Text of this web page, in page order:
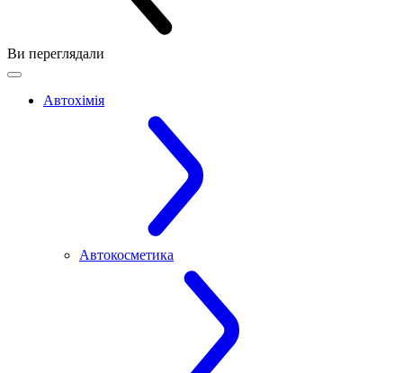
Ви переглядали
Автохімія
Автокосметика